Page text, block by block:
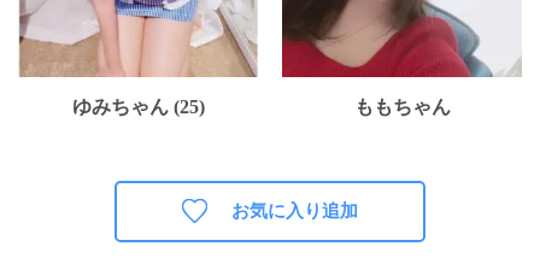
ゆみちゃん (25) ももちゃん
お気に入り追加